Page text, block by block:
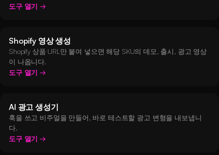
도구 열기
Shopify 영상 생성
Shopify 상품 URL만 붙여 넣으면 해당 SKU의 데모, 출시, 광고 영상
이 나옵니다.
도구 열기
AI 광고 생성기
훅을 쓰고 비주얼을 만들어, 바로 테스트할 광고 변형을 내보냅니
다.
도구 열기